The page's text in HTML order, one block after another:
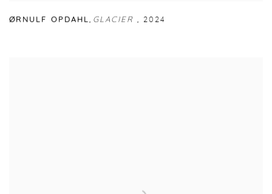
ØRNULF OPDAHL, GLACIER , 2024